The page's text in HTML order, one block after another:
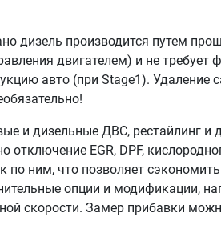
дизель производится путем
двигателем) и не требует
авто (при Stage1). Удаление
и дизельные ДВС, рестайлинг и
отключение EGR, DPF,
по ним, что позволяет
опции и модификации,
скорости. Замер прибавки